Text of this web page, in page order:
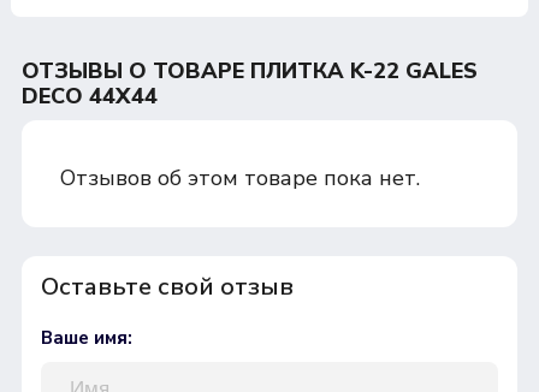
ОТЗЫВЫ О ТОВАРЕ ПЛИТКА K-22 GALES
DECO 44Х44
Отзывов об этом товаре пока нет.
Оставьте свой отзыв
Ваше имя: